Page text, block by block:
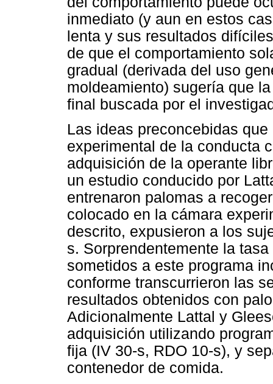
inmediato (y aun en estos
lenta y sus resultados
de que el comportamiento
gradual (derivada del uso
moldeamiento) sugería que
final buscada por el
Las ideas preconcebidas
experimental de la conducta
adquisición de la operante
un estudio conducido por
entrenaron palomas a
colocado en la cámara
descrito, expusieron a los
s. Sorprendentemente la
sometidos a este programa
conforme transcurrieron las
resultados obtenidos con
Adicionalmente Lattal y
adquisición utilizando
fija (IV 30-s, RDO 10-s), y
contenedor de comida.